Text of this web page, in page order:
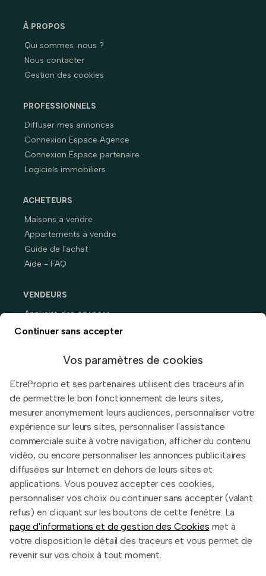
À PROPOS
Qui sommes-nous ?
Nous contacter
Gestion des cookies
PROFESSIONNELS
Diffuser mes annonces
Connexion Espace Agence
Connexion Espace partenaire
Logiciels immobiliers
ACHETEURS
Maisons à vendre
Appartements à vendre
Guide de l'achat
Aide - FAQ
VENDEURS
Annuaire des agences
Prix immobiliers en France
Informations légales
Conditions d'utilisation
Politique de confidentialité
2026 EtreProprio.com
Continuer sans accepter
Vos paramètres de cookies
EtreProprio et ses partenaires utilisent des traceurs afin
de permettre le bon fonctionnement de leurs sites,
mesurer anonymement leurs audiences, personnaliser votre
expérience sur leurs sites, personnaliser l'assistance
commerciale suite à votre navigation, afficher du contenu
vidéo, ou encore personnaliser les annonces publicitaires
diffusées sur Internet en dehors de leurs sites et
applications. Vous pouvez accepter ces cookies,
personnaliser vos choix ou continuer sans accepter (valant
refus) en cliquant sur les boutons de cette fenêtre. La
page d'informations et de gestion des Cookies met à
votre disposition le détail des traceurs et vous permet de
revenir sur vos choix à tout moment.